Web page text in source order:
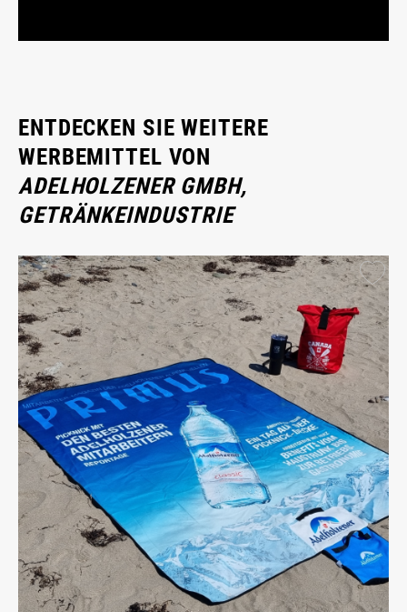
ENTDECKEN SIE WEITERE
WERBEMITTEL VON
ADELHOLZENER GMBH,
GETRÄNKEINDUSTRIE